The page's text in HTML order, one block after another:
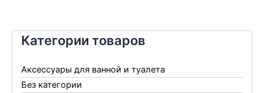
Категории товаров
Аксессуары для ванной и туалета
Без категории